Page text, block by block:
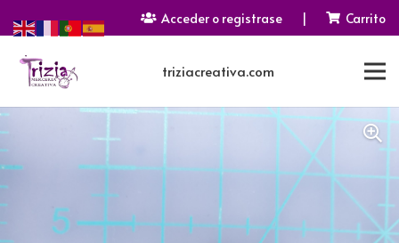
Acceder o registrase | Carrito
triziacreativa.com